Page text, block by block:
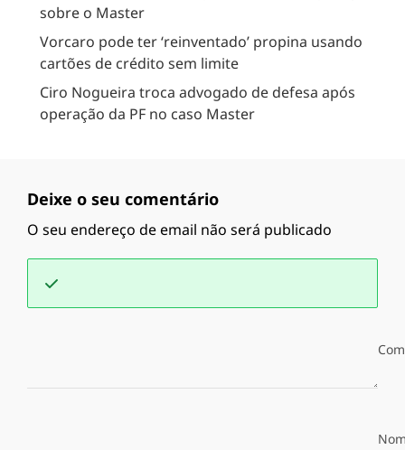
sobre o Master
Vorcaro pode ter ‘reinventado’ propina usando
cartões de crédito sem limite
Ciro Nogueira troca advogado de defesa após
operação da PF no caso Master
Deixe o seu comentário
O seu endereço de email não será publicado